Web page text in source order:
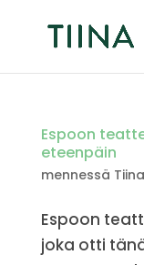
Espoon
eteenpäin
mennessä
Espoon
joka otti